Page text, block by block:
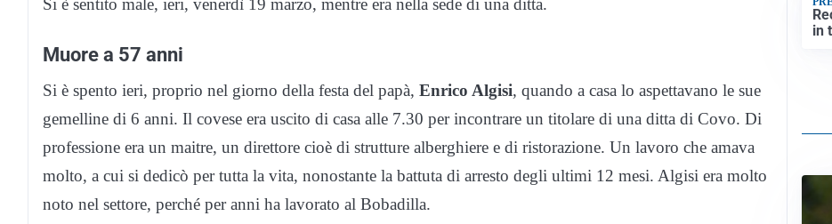
Si è sentito male, ieri, venerdì 19 marzo, mentre era nella sede di una ditta.
Muore a 57 anni
Si è spento ieri, proprio nel giorno della festa del papà, Enrico Algisi, quando a casa lo aspettavano le sue
gemelline di 6 anni. Il covese era uscito di casa alle 7.30 per incontrare un titolare di una ditta di Covo. Di
professione era un maitre, un direttore cioè di strutture alberghiere e di ristorazione. Un lavoro che amava
molto, a cui si dedicò per tutta la vita, nonostante la battuta di arresto degli ultimi 12 mesi. Algisi era molto
noto nel settore, perché per anni ha lavorato al Bobadilla.
in